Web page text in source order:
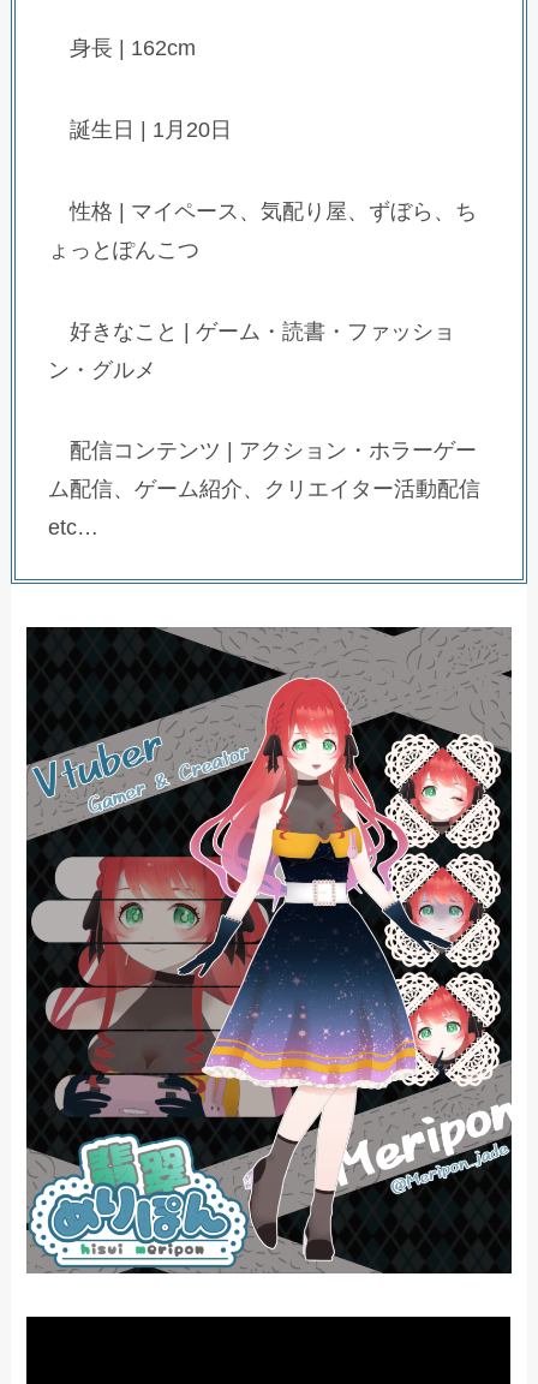
身長 | 162cm
誕生日 | 1月20日
性格 | マイペース、気配り屋、ずぼら、ち
ょっとぽんこつ
好きなこと | ゲーム・読書・ファッショ
ン・グルメ
配信コンテンツ | アクション・ホラーゲー
ム配信、ゲーム紹介、クリエイター活動配信
etc…